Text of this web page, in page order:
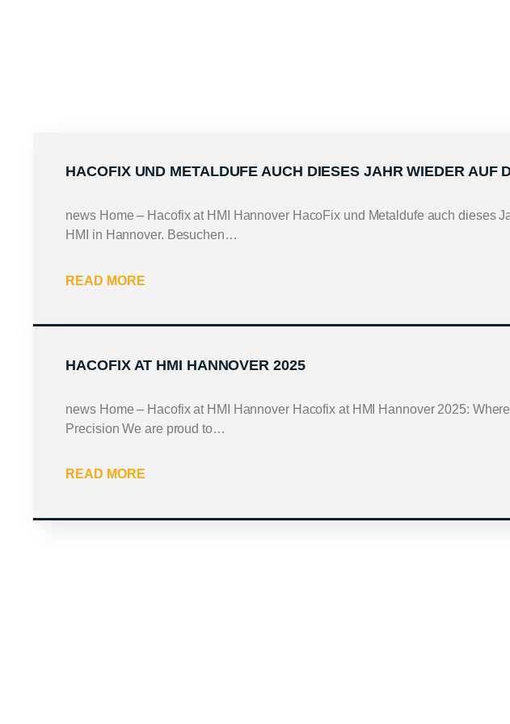
HACOFIX UND METALDUFE AUCH DIESES JAHR WIEDER AUF
news Home – Hacofix at HMI Hannover HacoFix und Metaldufe auch dieses
HMI in Hannover. Besuchen…
READ MORE
HACOFIX AT HMI HANNOVER 2025
news Home – Hacofix at HMI Hannover Hacofix at HMI Hannover 2025:
Precision We are proud to…
READ MORE